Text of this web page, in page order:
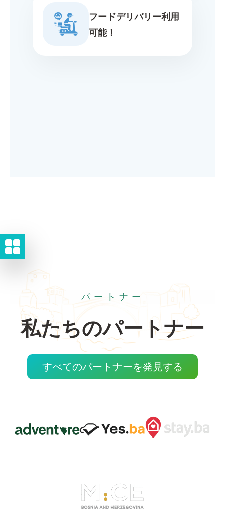
フードデリバリー利用
可能！
パートナー
私たちのパートナー
すべてのパートナーを発見する